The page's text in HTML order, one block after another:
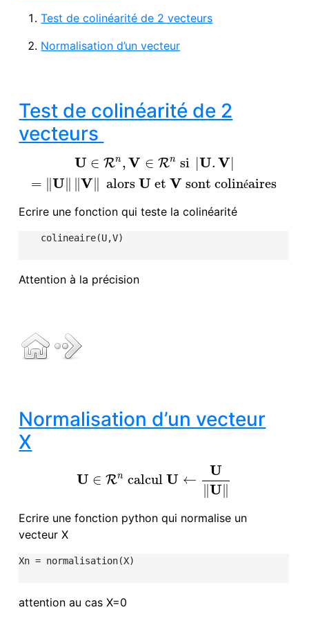
Test de colinéarité de 2 vecteurs
Normalisation d’un vecteur
Test de colinéarité de 2
vecteurs
U ∈ Rn ,V ∈ Rn si |U. V
=
∥U ∥V alors U et V sont colinéaires
Rnsi| U.V|=‖U ‖‖V‖alors UetV
Ecrire une fonction qui teste la colinéarité
    colineaire(U,V)
Attention à la précision
Normalisation d’un vecteur
X
U ∈ Rn calculU ←
U
U
U∈R ncalcul U←U‖ U‖
Ecrire une fonction python qui normalise un
vecteur X
Xn = normalisation(X)
attention au cas X=0